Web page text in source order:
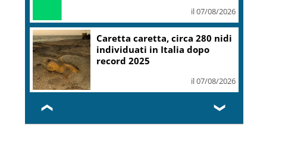
il 07/08/2026
Caretta caretta, circa 280 nidi
individuati in Italia dopo
record 2025
il 07/08/2026
❮ ❯